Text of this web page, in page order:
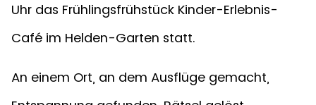
Uhr das Frühlingsfrühstück Kinder-Erlebnis-
Café im Helden-Garten statt.
An einem Ort, an dem Ausflüge gemacht,